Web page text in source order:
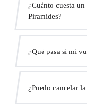
¿Cuánto cuesta
Piramides?
Usa nuestro
fijo al instante. Sin
¿Qué pasa si mi
conductor ajustará
¿Puedo cancelar